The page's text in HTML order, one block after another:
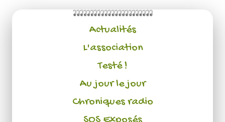
Actualités
L'association
Testé !
Au jour le jour
Chroniques radio